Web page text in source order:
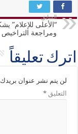
السابق
“الأعلى للإعلام”
ومراجعة التراخيص
اترك تعليقاً
لن يتم نشر عنوان بريدك
التعليق*